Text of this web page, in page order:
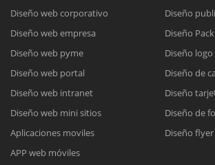
Diseño web corporativo
Diseño web empresa
Diseño web pyme
Diseño web portal
Diseño web intranet
Diseño web mini sitios
Aplicaciones moviles
APP web móviles
Diseño
Diseño
Diseño logo
Diseño de
Diseño
Diseño de
Diseño flyer